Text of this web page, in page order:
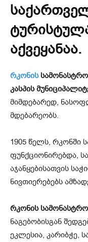
აქვეყანაა.
რკონის
კასპის
მიმდებარედ,
მდებარეობს.
1905 წელს,
ფუნქციონირებდა,
აჯანყებისათვის
ნივთიერებებს
რკონის
ნაგებობისგან
ეკლესია, კარიბჭე,